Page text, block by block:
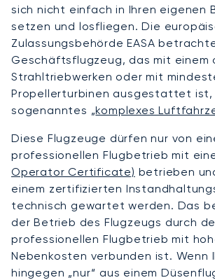
sich nicht einfach in Ihren eigenen
setzen und losfliegen. Die
Zulassungsbehörde EASA
Geschäftsflugzeug, das mit einem
Strahltriebwerken oder mit
Propellerturbinen ausgestattet ist,
sogenanntes „komplexes
Diese Flugzeuge dürfen nur von
professionellen Flugbetrieb mit
Operator Certificate) betrieben
einem zertifizierten
technisch gewartet werden. Das
der Betrieb des Flugzeugs durch
professionellen Flugbetrieb mit
Nebenkosten verbunden ist. Wenn
hingegen „nur“ aus einem